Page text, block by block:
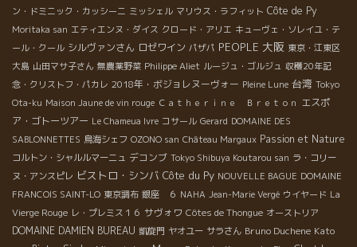
ン・ドミニック・カッシーニ ミッシェル マリウス・ラフィット Côte de Py
Moritaka san エティエンヌ・ダイス クロード・アリエ キューヴェ・ソレイユ・テ
ール・クール シルヴァンさん ロゼワイン パザパ PEOPLE 大阪 東京・江東区
大島 山田マサ子さん 無農薬野菜 Philippe Aliet ルージュ・ゴルジュ 収穫20年記
念・クリストフ・パカレ 2018年・ボジョレヌーヴォー Pleine Lune 台湾 Tokyo
Ota-ku Maison Jaune de vin rouge Ｃａｔｈｅｒｉｎｅ Ｂｒｅｔｏｎ エスポ
ア・ゴトーツアー Le Chameua Ivre コサール Gerard DOMAINE DES
SABLONNETTES 鳥海シェフ OZONO san Château Margaux Passion et Nature
コルトン・シャルルマーニュ デコンブ Tokyo Shibuya Koutarou san ラ・コリー
ヌ・アンスピレ ビストロ・シンバ Côte du Py NOUVELLE BAGUE DOMAINE
FRANCOIS SAINT-LO 東京調布 銀座 ６ NAHA Jean-Marie Vergé ウイヤード La
Vierge Rouge レ・プレミス１６ サヴォワ Côtes de Thongue オーストリア
DOMAINE DAMIEN BUREAU 凱旋門 ヤオユー サラさん Bruno Duchene Kato